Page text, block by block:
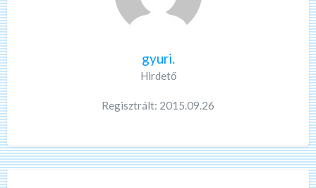
gyuri.
Hirdető
Regisztrált: 2015.09.26